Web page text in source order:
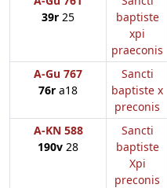
39r 25
baptiste
xpi
praeconis
A-Gu 767
76r a18
Sancti
baptiste x
preconis
A-KN 588
190v 28
Sancti
baptiste
Xpi
preconis